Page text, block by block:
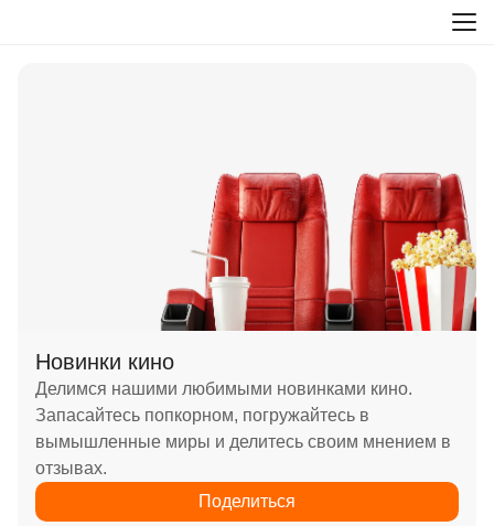
Новинки кино
Делимся нашими любимыми новинками кино.
Запасайтесь попкорном, погружайтесь в
вымышленные миры и делитесь своим мнением в
отзывах.
Поделиться